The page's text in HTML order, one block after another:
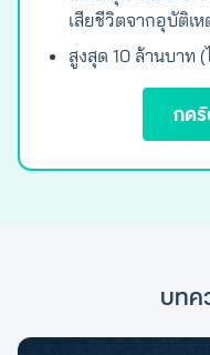
เสียชีวิตจากอุบัติเห
สูงสุด 10 ล้านบาท
กด
บทค